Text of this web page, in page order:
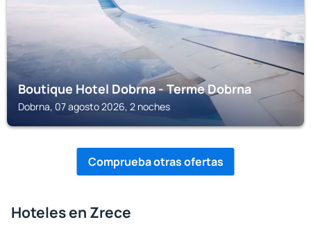
Boutique Hotel Dobrna - Terme Dobrna
Dobrna, 07 agosto 2026, 2 noches
Comprueba otras ofertas
Hoteles en Zrece